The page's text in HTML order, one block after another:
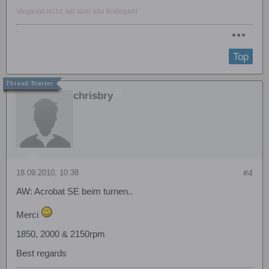
Vergesst nicht, wir sind alle Kollegen!
Top
chrisbry
#4
18.09.2010, 10:38
AW: Acrobat SE beim turnen..
Merci
1850, 2000 & 2150rpm
Best regards